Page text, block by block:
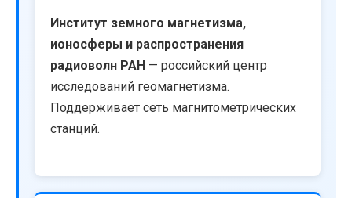
Институт земного магнетизма,
ионосферы и распространения
радиоволн РАН — российский центр
исследований геомагнетизма.
Поддерживает сеть магнитометрических
станций.